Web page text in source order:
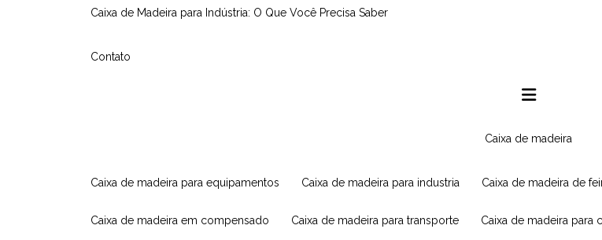
Caixa de Madeira para Indústria: O Que Você Precisa Saber
Contato
caixa de madeira
caixa de madeira para equipamentos caixa de madeira para industria caixa de madeira de
caixa de madeira em compensado caixa de madeira para transporte caixa de madeira para